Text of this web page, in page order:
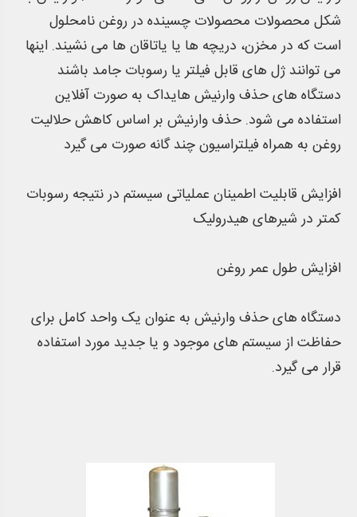
شکل محصولات محصولات چسینده در روغن نامحلول
است که در مخزن، دریچه ها یا یاتاقان ها می نشیند. اینها
می توانند ژل های قابل فیلتر یا رسوبات جامد باشند
دستگاه های حذف وارنیش هایداک به صورت آفلاین
استفاده می شود. حذف وارنیش بر اساس کاهش حلالیت
روغن به همراه فیلتراسیون چند گانه صورت می گیرد
افزایش قابلیت اطمینان عملیاتی سیستم در نتیجه رسوبات
کمتر در شیرهای هیدرولیک
افزایش طول عمر روغن
دستگاه های حذف وارنیش به عنوان یک واحد کامل برای
حفاظت از سیستم های موجود و یا جدید مورد استفاده
قرار می گیرد.